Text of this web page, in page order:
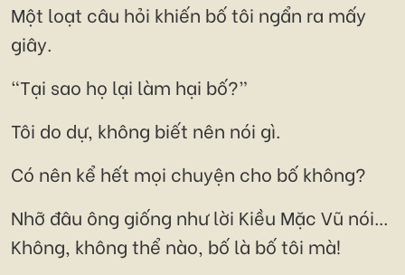
Một loạt câu hỏi khiến bố tôi ngẩn ra mấy
giây.
“Tại sao họ lại làm hại bố?”
Tôi do dự, không biết nên nói gì.
Có nên kể hết mọi chuyện cho bố không?
Nhỡ đâu ông giống như lời Kiều Mặc Vũ nói...
Không, không thể nào, bố là bố tôi mà!